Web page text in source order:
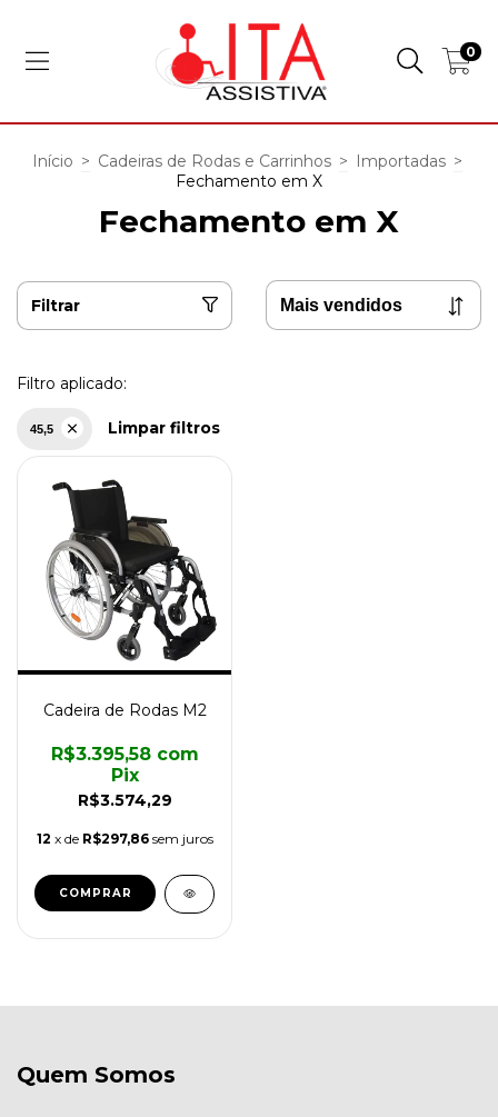
0
Início > Cadeiras de Rodas e Carrinhos > Importadas >
Fechamento em X
Fechamento em X
Filtrar
Filtro aplicado:
45,5 Limpar filtros
Cadeira de Rodas M2
R$3.574,29
R$3.395,58 com
Pix
12 x de R$297,86 sem juros
COMPRAR
Quem Somos